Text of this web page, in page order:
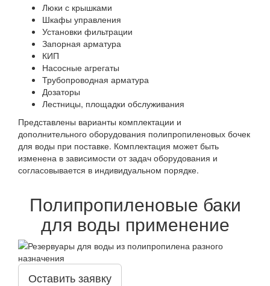
Люки с крышками
Шкафы управления
Установки фильтрации
Запорная арматура
КИП
Насосные агрегаты
Трубопроводная арматура
Дозаторы
Лестницы, площадки обслуживания
Представлены варианты комплектации и
дополнительного оборудования полипропиленовых бочек
для воды при поставке. Комплектация может быть
изменена в зависимости от задач оборудования и
согласовывается в индивидуальном порядке.
Полипропиленовые баки
для воды применение
Оставить заявку